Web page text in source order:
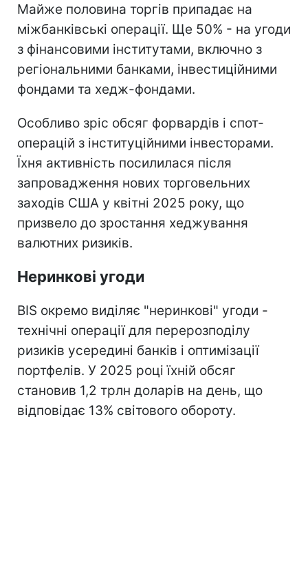
Майже половина торгів припадає на
міжбанківські операції. Ще 50% - на угоди
з фінансовими інститутами, включно з
регіональними банками, інвестиційними
фондами та хедж-фондами.
Особливо зріс обсяг форвардів і спот-
операцій з інституційними інвесторами.
Їхня активність посилилася після
запровадження нових торговельних
заходів США у квітні 2025 року, що
призвело до зростання хеджування
валютних ризиків.
Неринкові угоди
BIS окремо виділяє "неринкові" угоди -
технічні операції для перерозподілу
ризиків усередині банків і оптимізації
портфелів. У 2025 році їхній обсяг
становив 1,2 трлн доларів на день, що
відповідає 13% світового обороту.